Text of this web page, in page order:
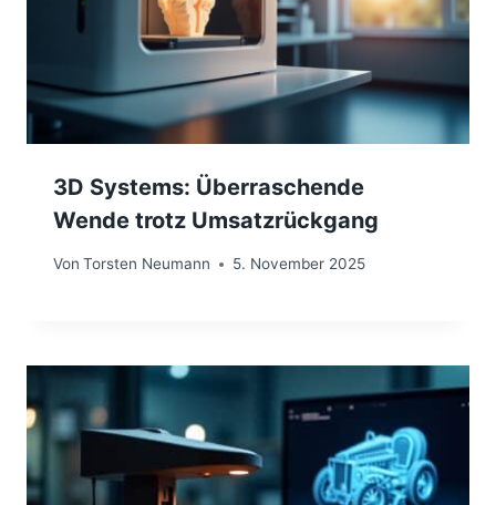
3D Systems: Überraschende
Wende trotz Umsatzrückgang
Von Torsten Neumann 5. November 2025